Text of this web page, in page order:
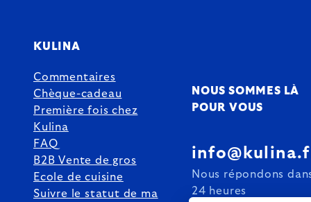
KULINA
Commentaires
Chèque-cadeau
Première fois chez
Kulina
FAQ
B2B Vente de gros
Ecole de cuisine
Suivre le statut de ma
NOUS SOMMES LÀ
POUR VOUS
Nous répondons
24 heures